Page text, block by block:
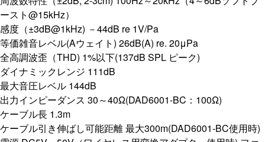
ースト@15kHz）
感度（±3dB@1kHz) －44dB re 1V/Pa
等価雑音レベル(Aウェイト) 26dB(A) re. 20μPa
全高調波歪（THD) 1%以下(137dB SPL ピーク)
ダイナミックレンジ 111dB
最大音圧レベル 144dB
出力インピーダンス 30～40Ω(DAD6001-BC：100Ω)
ケーブル長 1.3m
ケーブル引き伸ばし可能距離 最大300m(DAD6001-BC使用時)